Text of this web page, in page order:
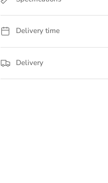
Delivery time
Delivery